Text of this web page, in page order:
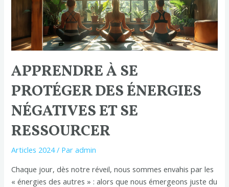
APPRENDRE À SE
PROTÉGER DES ÉNERGIES
NÉGATIVES ET SE
RESSOURCER
Articles 2024/ Paradmin
Chaque jour, dès notre réveil, nous sommes envahis par les
« énergies des autres » : alors que nous émergeons juste du
protéger
des
énergies
et
se
ressourcer